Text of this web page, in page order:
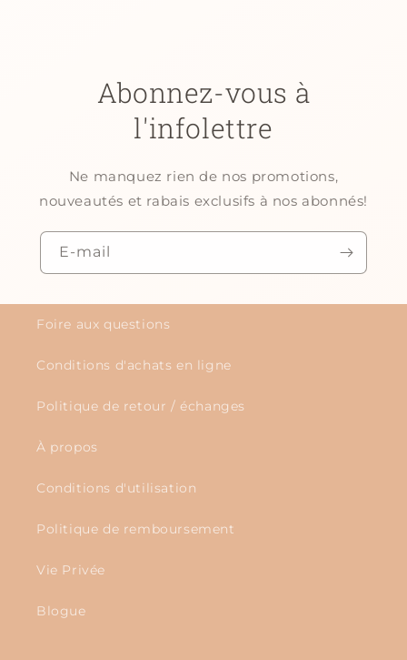
Abonnez-vous à
l'infolettre
Ne manquez rien de nos promotions,
nouveautés et rabais exclusifs à nos abonnés!
E-mail
Foire aux questions
Conditions d'achats en ligne
Politique de retour / échanges
À propos
Conditions d'utilisation
Politique de remboursement
Vie Privée
Blogue